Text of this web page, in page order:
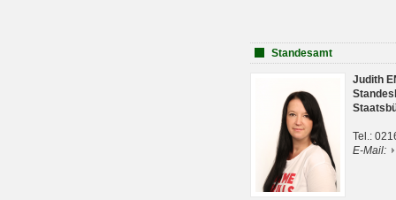
Standesamt
Judith
Tel.:
E-Mail: